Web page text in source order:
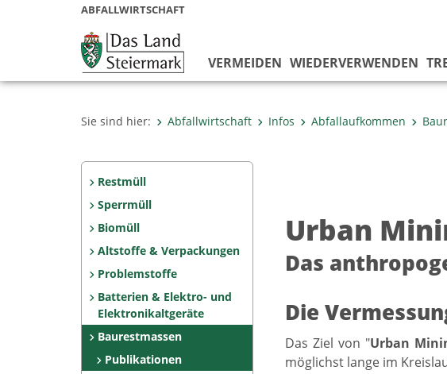
ABFALLWIRTSCHAFT
VERMEIDEN WIEDERVERWENDEN
Sie sind hier: Abfallwirtschaft Infos Abfallaufkommen
Restmüll
Sperrmüll
Biomüll
Altstoffe & Verpackungen
Problemstoffe
Batterien & Elektro- und
Elektronikaltgeräte
Baurestmassen
Publikationen
Urban
Das
Die
Das Ziel von "Urban
möglichst lange im